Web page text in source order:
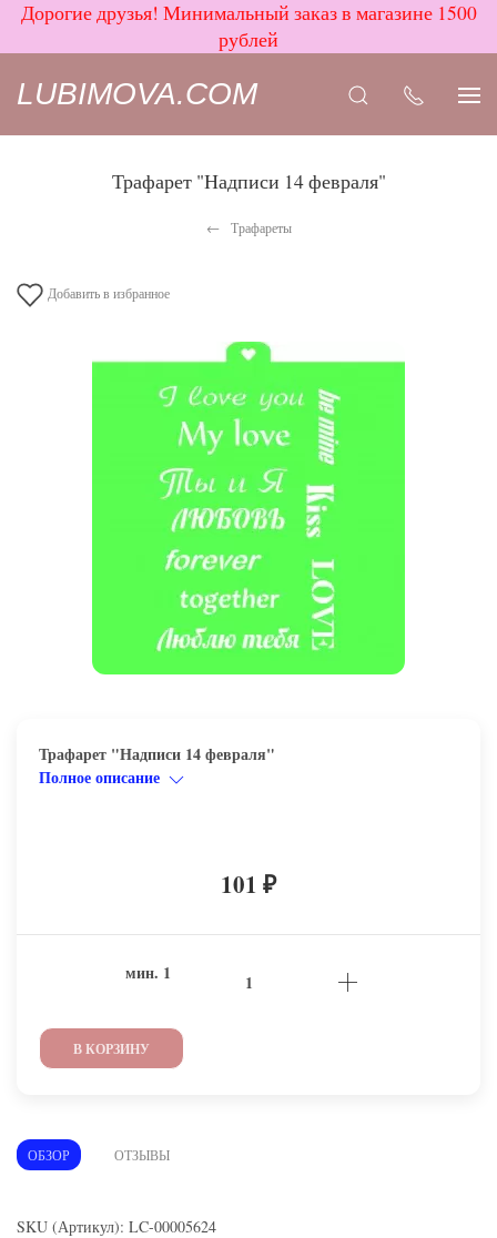
Дорогие друзья! Минимальный заказ в магазине 1500
рублей
LUBIMOVA.COM
Трафарет "Надписи 14 февраля"
Трафареты
Добавить в избранное
Трафарет "Надписи 14 февраля"
Полное описание
101 ₽
мин. 1
В КОРЗИНУ
ОБЗОР ОТЗЫВЫ
SKU (Артикул): LC-00005624